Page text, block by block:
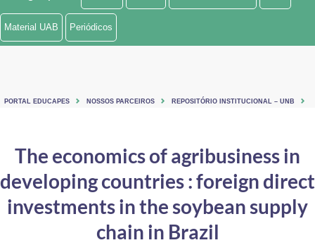
Ministério de Minas e Energia
Controladoria-Geral da União
Ministério da Mulher, da Família e dos Direitos Humanos
Material UAB Periódicos
PORTAL EDUCAPES NOSSOS PARCEIROS REPOSITÓRIO INSTITUCIONAL – UNB
The economics of agribusiness in
developing countries : foreign direct
investments in the soybean supply
chain in Brazil